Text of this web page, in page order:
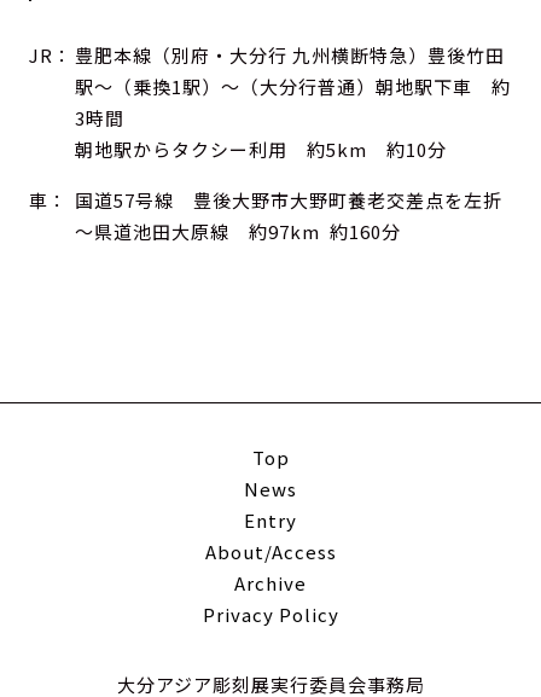
JR： 豊肥本線（別府・大分行 九州横断特急）豊後竹田
駅～（乗換1駅）～（大分行普通）朝地駅下車 約
3時間
朝地駅からタクシー利用 約5km 約10分
車：
国道57号線 豊後大野市大野町養老交差点を左折
～県道池田大原線 約97km 約160分
Top
News
Entry
About/Access
Archive
Privacy Policy
大分アジア彫刻展実行委員会事務局